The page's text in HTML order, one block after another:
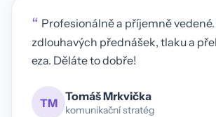
“ Profesionálně a příjemně vedené.
zdlouhavých přednášek, tlaku a
eza. Děláte to dobře!
TM Tomáš Mrkvička
komunikační stratég